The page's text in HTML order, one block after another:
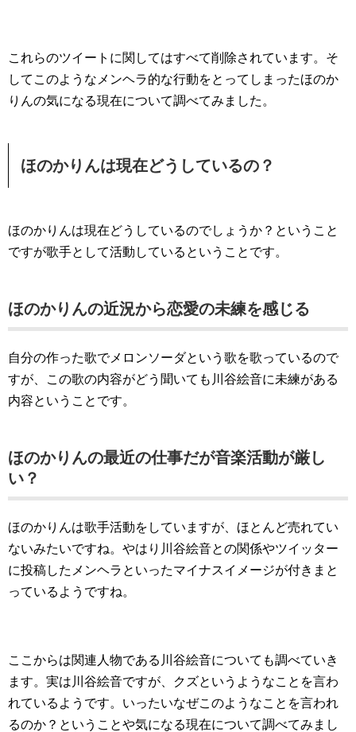
これらのツイートに関してはすべて削除されています。そ
してこのようなメンヘラ的な行動をとってしまったほのか
りんの気になる現在について調べてみました。
ほのかりんは現在どうしているの？
ほのかりんは現在どうしているのでしょうか？ということ
ですが歌手として活動しているということです。
ほのかりんの近況から恋愛の未練を感じる
自分の作った歌でメロンソーダという歌を歌っているので
すが、この歌の内容がどう聞いても川谷絵音に未練がある
内容ということです。
ほのかりんの最近の仕事だが音楽活動が厳し
い？
ほのかりんは歌手活動をしていますが、ほとんど売れてい
ないみたいですね。やはり川谷絵音との関係やツイッター
に投稿したメンヘラといったマイナスイメージが付きまと
っているようですね。
ここからは関連人物である川谷絵音についても調べていき
ます。実は川谷絵音ですが、クズというようなことを言わ
れているようです。いったいなぜこのようなことを言われ
るのか？ということや気になる現在について調べてみまし